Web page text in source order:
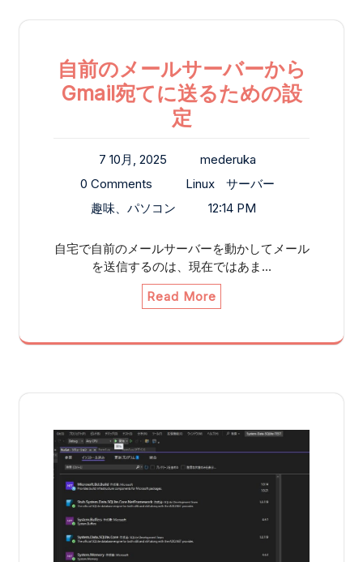
自前のメールサーバーから
Gmail宛てに送るための設
定
7 10月, 2025
mederuka
0 Comments
Linux
サーバー
趣味、パソコン
12:14 PM
自宅で自前のメールサーバーを動かしてメール
を送信するのは、現在ではあま…
Read More